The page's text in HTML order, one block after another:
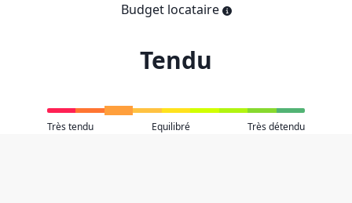
Budget locataire
Tendu
Très tendu Equilibré Très détendu